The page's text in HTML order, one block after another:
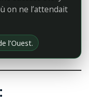
on ne l’attendait
l’Ouest.